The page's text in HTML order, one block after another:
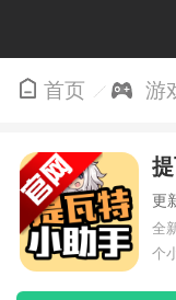
首页 游
更
全
个